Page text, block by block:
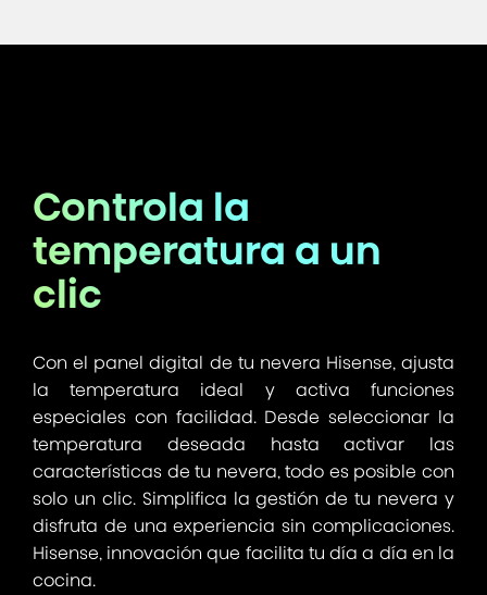
Controla la
temperatura a un
clic
Con el panel digital de tu nevera Hisense, ajusta
la temperatura ideal y activa funciones
especiales con facilidad. Desde seleccionar la
temperatura deseada hasta activar las
características de tu nevera, todo es posible con
solo un clic. Simplifica la gestión de tu nevera y
disfruta de una experiencia sin complicaciones.
Hisense, innovación que facilita tu día a día en la
cocina.